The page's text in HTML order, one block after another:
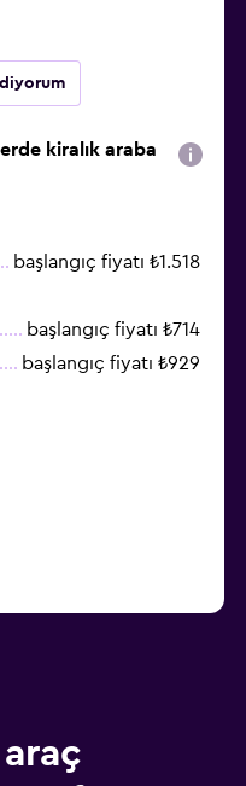
kiralık araba
başlangıç fiyatı ₺1.518
başlangıç fiyatı ₺714
başlangıç fiyatı ₺929